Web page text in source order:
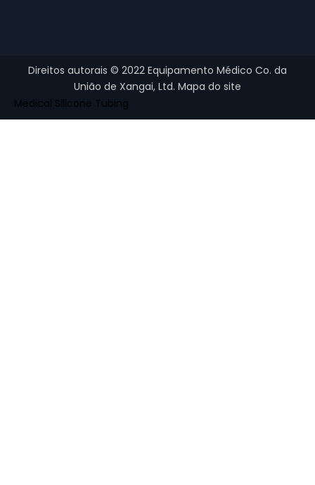
Direitos autorais © 2022 Equipamento Médico Co. da
União de Xangai, Ltd. Mapa do site
Medical Silicone Tubing